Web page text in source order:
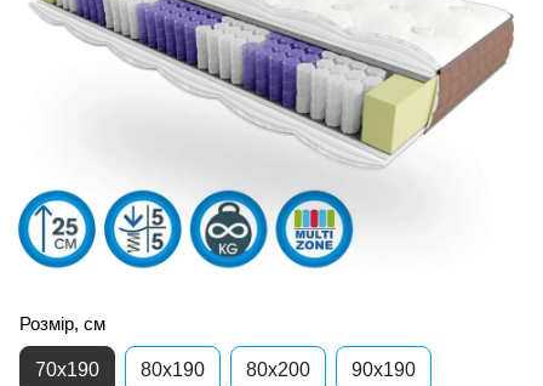
Розмір, см
70x190 80x190 80x200 90x190